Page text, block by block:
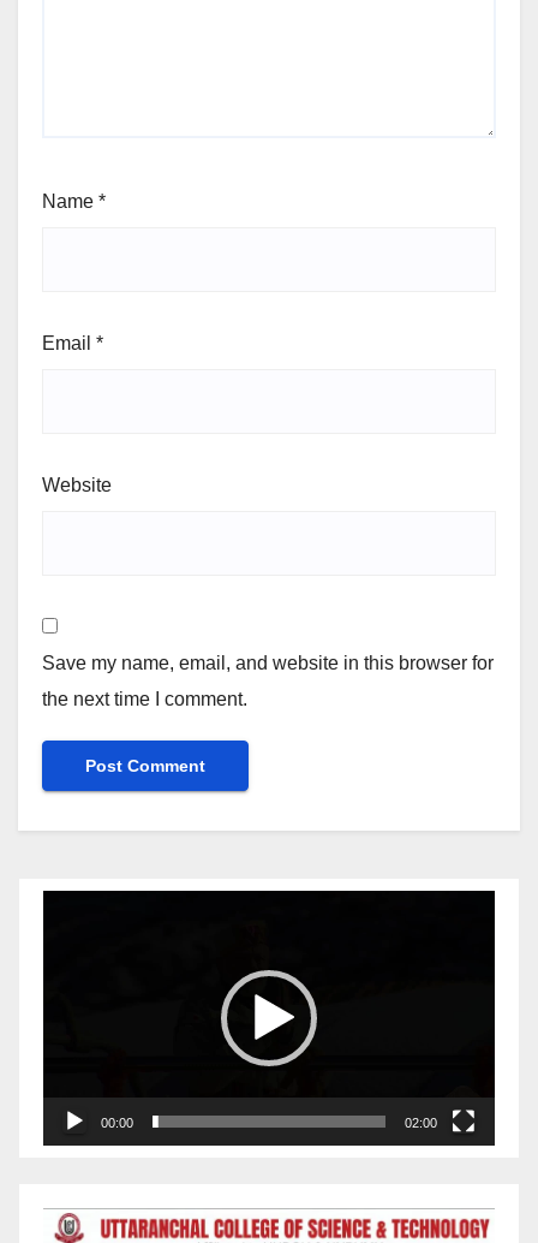
Name *
Email *
Website
Save my name, email, and website in this browser for
the next time I comment.
00:00 02:00